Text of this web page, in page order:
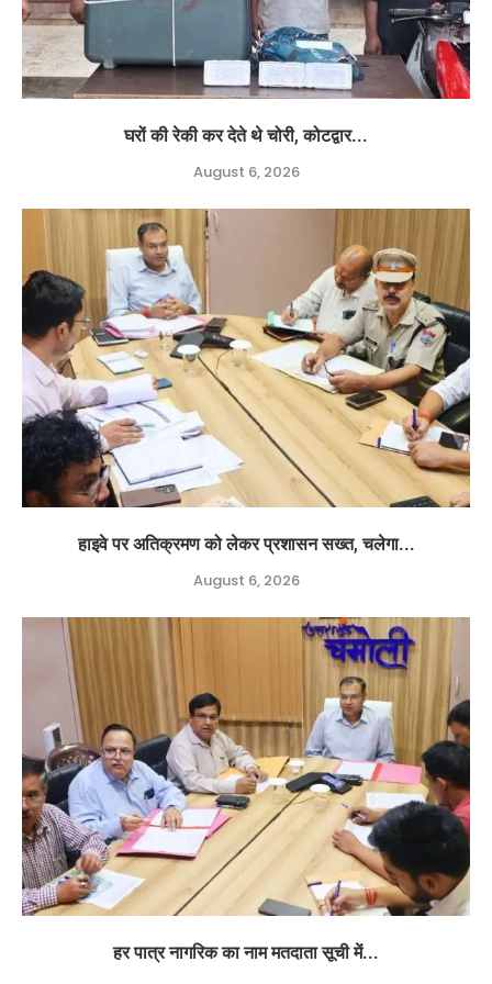
घरों की रेकी कर देते थे चोरी, कोटद्वार...
August 6, 2026
हाइवे पर अतिक्रमण को लेकर प्रशासन सख्त, चलेगा...
August 6, 2026
हर पात्र नागरिक का नाम मतदाता सूची में...